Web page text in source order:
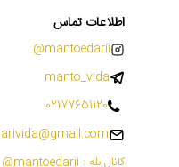
اطلاعات تماس
mantoedarii@
manto_vida
02177651120
کانال بله : mantoedarii@